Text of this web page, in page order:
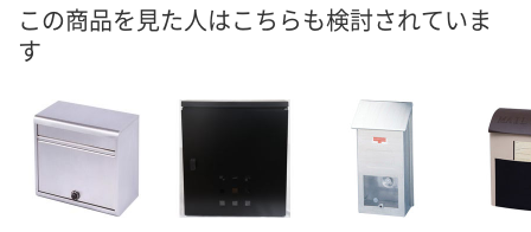
この商品を見た人はこちらも検討されていま
す